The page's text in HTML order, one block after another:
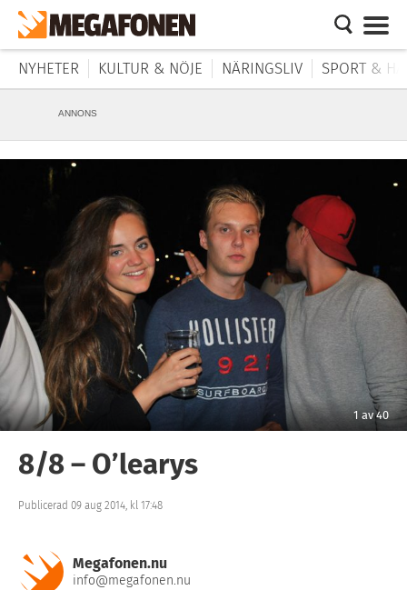
NYHETER KULTUR & NÖJE NÄRINGSLIV SPORT &
ANNONS
1av40
8/8 – O’learys
Publicerad 09 aug 2014, kl 17:48
Megafonen.nu
info@megafonen.nu